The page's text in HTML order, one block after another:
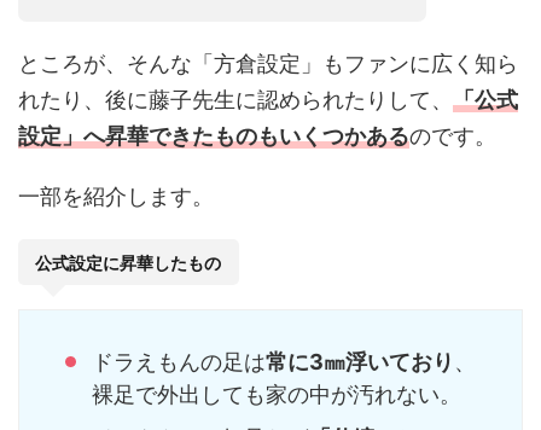
ところが、そんな「方倉設定」もファンに広く知ら
れたり、後に藤子先生に認められたりして、 「公式
設定」へ昇華できたものもいくつかあるのです。
一部を紹介します。
公式設定に昇華したもの
ドラえもんの足は常に3㎜浮いており 、
裸足で外出しても家の中が汚れない。